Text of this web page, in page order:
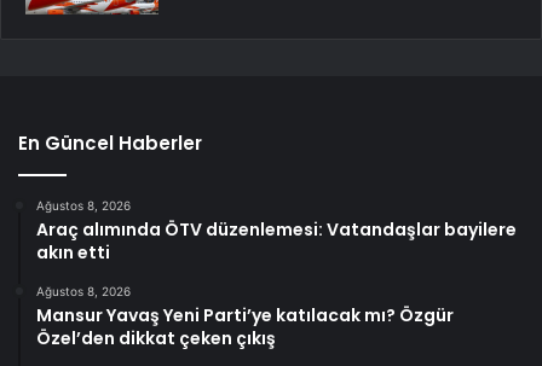
En Güncel Haberler
Ağustos 8, 2026
Araç alımında ÖTV düzenlemesi: Vatandaşlar bayilere
akın etti
Ağustos 8, 2026
Mansur Yavaş Yeni Parti’ye katılacak mı? Özgür
Özel’den dikkat çeken çıkış